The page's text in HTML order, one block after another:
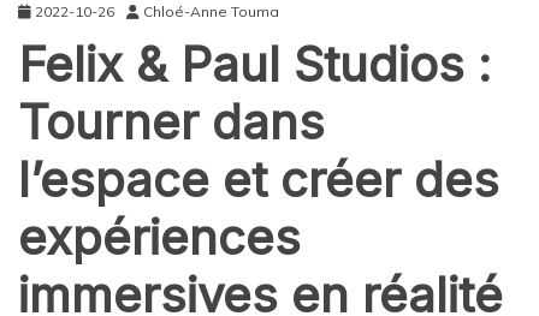
2022-10-26 Chloé-Anne Touma
Felix & Paul Studios :
Tourner dans
l’espace et créer des
expériences
immersives en réalité